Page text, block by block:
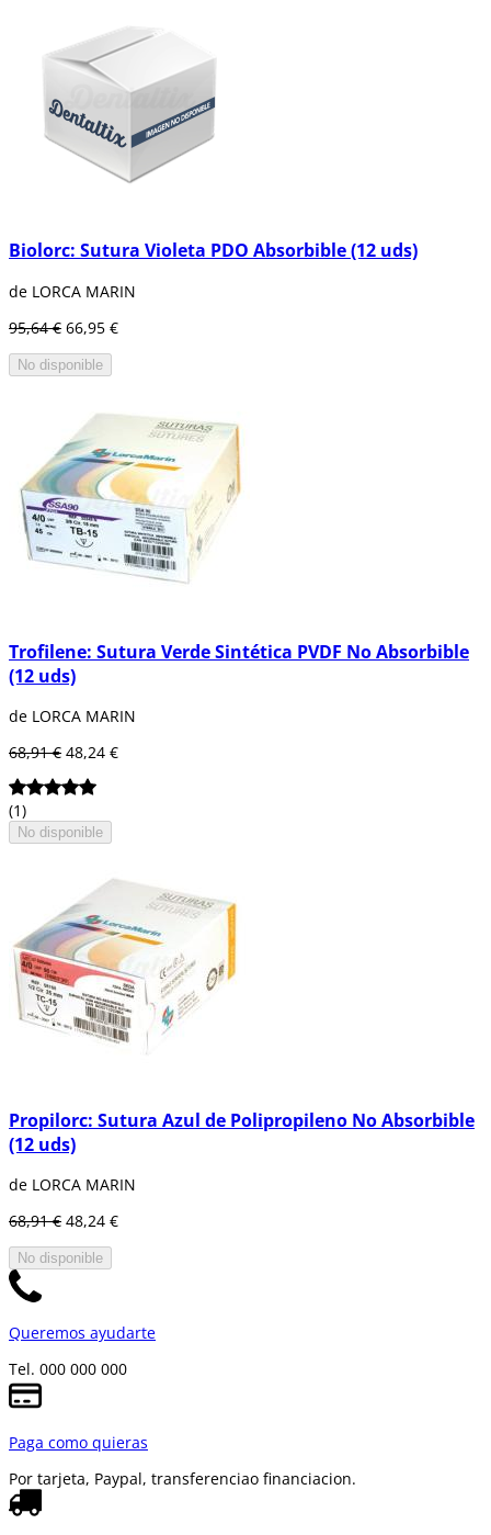
Biolorc: Sutura Violeta PDO Absorbible (12 uds)
de LORCA MARIN
95,64 € 66,95 €
No disponible
Trofilene: Sutura Verde Sintética PVDF No Absorbible
(12 uds)
de LORCA MARIN
68,91 € 48,24 €
(1)
No disponible
Propilorc: Sutura Azul de Polipropileno No Absorbible
(12 uds)
de LORCA MARIN
68,91 € 48,24 €
No disponible
Queremos ayudarte
Tel. 000 000 000
Paga como quieras
Por tarjeta, Paypal, transferenciao financiacion.